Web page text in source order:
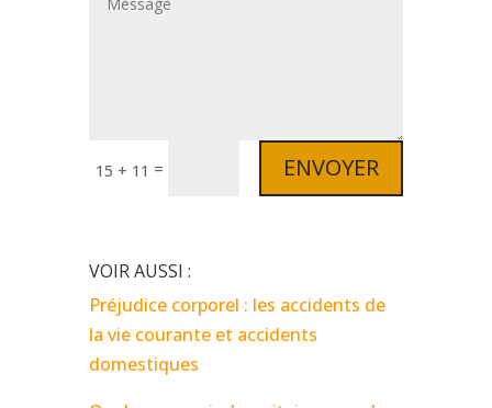
15 + 11 = ENVOYER
VOIR AUSSI :
Préjudice corporel : les accidents de
la vie courante et accidents
domestiques